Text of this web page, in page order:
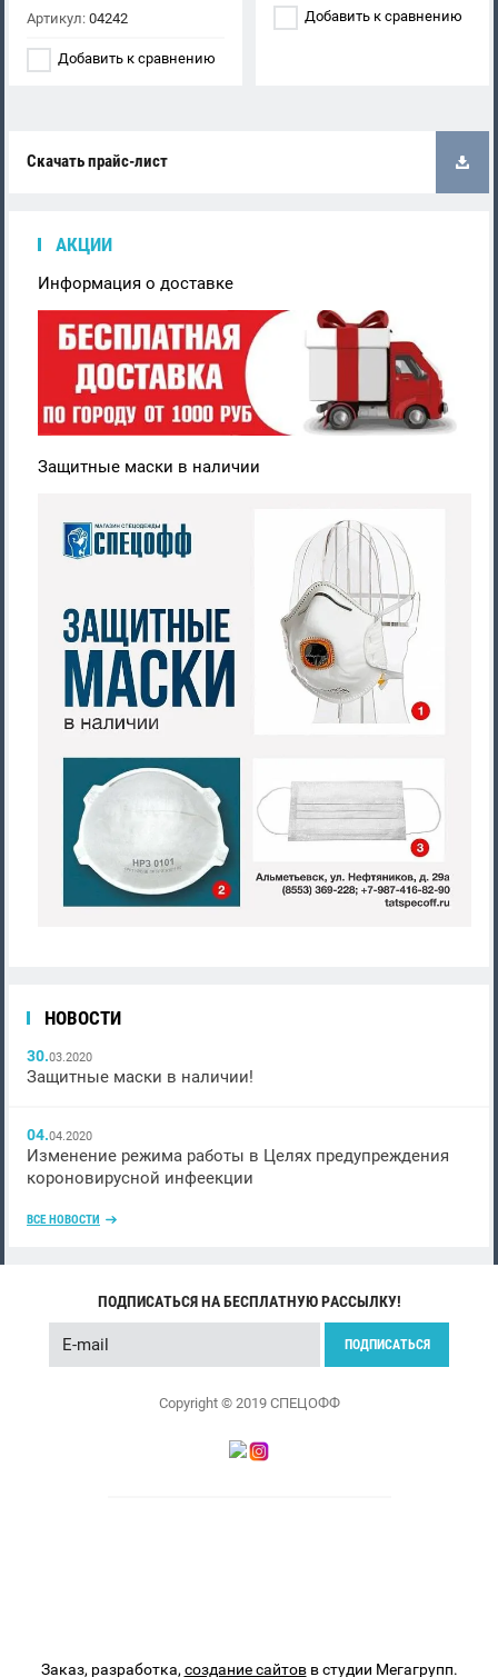
Скачать прайс-лист
АКЦИИ
Информация о доставке
Защитные маски в наличии
НОВОСТИ
30.03.2020
Защитные маски в наличии!
04.04.2020
Изменение режима работы в Целях предупреждения
короновирусной инфеекции
ВСЕ НОВОСТИ
Артикул: 04242
Добавить к сравнению
Добавить к сравнению
ПОДПИСАТЬСЯ НА БЕСПЛАТНУЮ РАССЫЛКУ!
ПОДПИСАТЬСЯ
Copyright © 2019 СПЕЦОФФ
Заказ, разработка,создание сайтовв студии Мегагрупп.